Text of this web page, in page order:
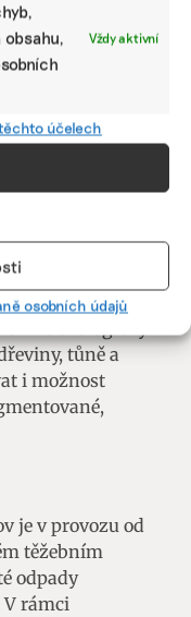
obsahu,
Vždy aktivní
účelech
osobních údajů
positive“?
primárně
dopadů.
být výsledný
dolů nebo
oblasti
luk a opatřeními
pod
tůně a
i možnost
je v provozu od
těžebním
odpady
rámci